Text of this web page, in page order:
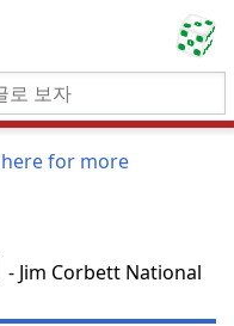
Jim Corbett National